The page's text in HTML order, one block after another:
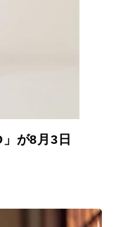
が8月3日